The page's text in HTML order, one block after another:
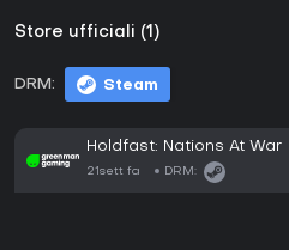
Store ufficiali (1)
DRM: Steam
Holdfast: Nations At War
21sett fa DRM: